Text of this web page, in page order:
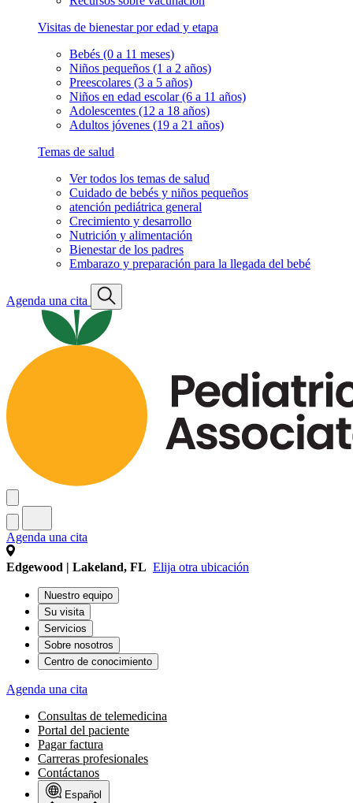
Visitas de bienestar por edad y etapa
Bebés (0 a 11 meses)
Niños pequeños (1 a 2 años)
Preescolares (3 a 5 años)
Niños en edad escolar (6 a 11 años)
Adolescentes (12 a 18 años)
Adultos jóvenes (19 a 21 años)
Temas de salud
Ver todos los temas de salud
Cuidado de bebés y niños pequeños
atención pediátrica general
Crecimiento y desarrollo
Nutrición y alimentación
Bienestar de los padres
Embarazo y preparación para la llegada del bebé
Agenda una cita
Agenda una cita
Edgewood | Lakeland, FL Elija otra ubicación
Nuestro equipo
Su visita
Servicios
Sobre nosotros
Centro de conocimiento
Agenda una cita
Consultas de telemedicina
Portal del paciente
Pagar factura
Carreras profesionales
Contáctanos
Español